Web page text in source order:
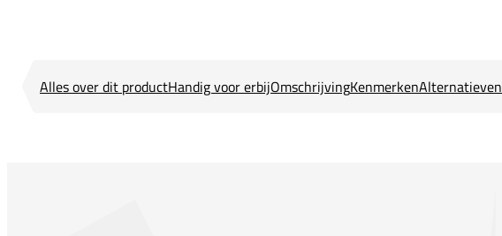
Alles over dit productHandig voor erbijOmschrijvingKenmerkenAlternatieven